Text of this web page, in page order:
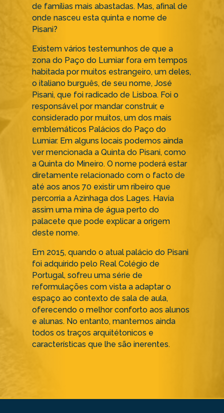
de famílias mais abastadas. Mas, aﬁnal de
onde nasceu esta quinta e nome de
Pisani?
Existem vários testemunhos de que a
zona do Paço do Lumiar fora em tempos
habitada por muitos estrangeiro, um deles,
o italiano burguês, de seu nome, José
Pisani, que foi radicado de Lisboa. Foi o
responsável por mandar construir, e
considerado por muitos, um dos mais
emblemáticos Palácios do Paço do
Lumiar. Em alguns locais podemos ainda
ver mencionada a Quinta do Pisani, como
a Quinta do Mineiro. O nome poderá estar
diretamente relacionado com o facto de
até aos anos 70 existir um ribeiro que
percorria a Azinhaga dos Lages. Havia
assim uma mina de água perto do
palacete que pode explicar a origem
deste nome.
Em 2015, quando o atual palácio do Pisani
foi adquirido pelo Real Colégio de
Portugal, sofreu uma série de
reformulações com vista a adaptar o
espaço ao contexto de sala de aula,
oferecendo o melhor conforto aos alunos
e alunas. No entanto, mantemos ainda
todos os traços arquitétonicos e
características que lhe são inerentes.